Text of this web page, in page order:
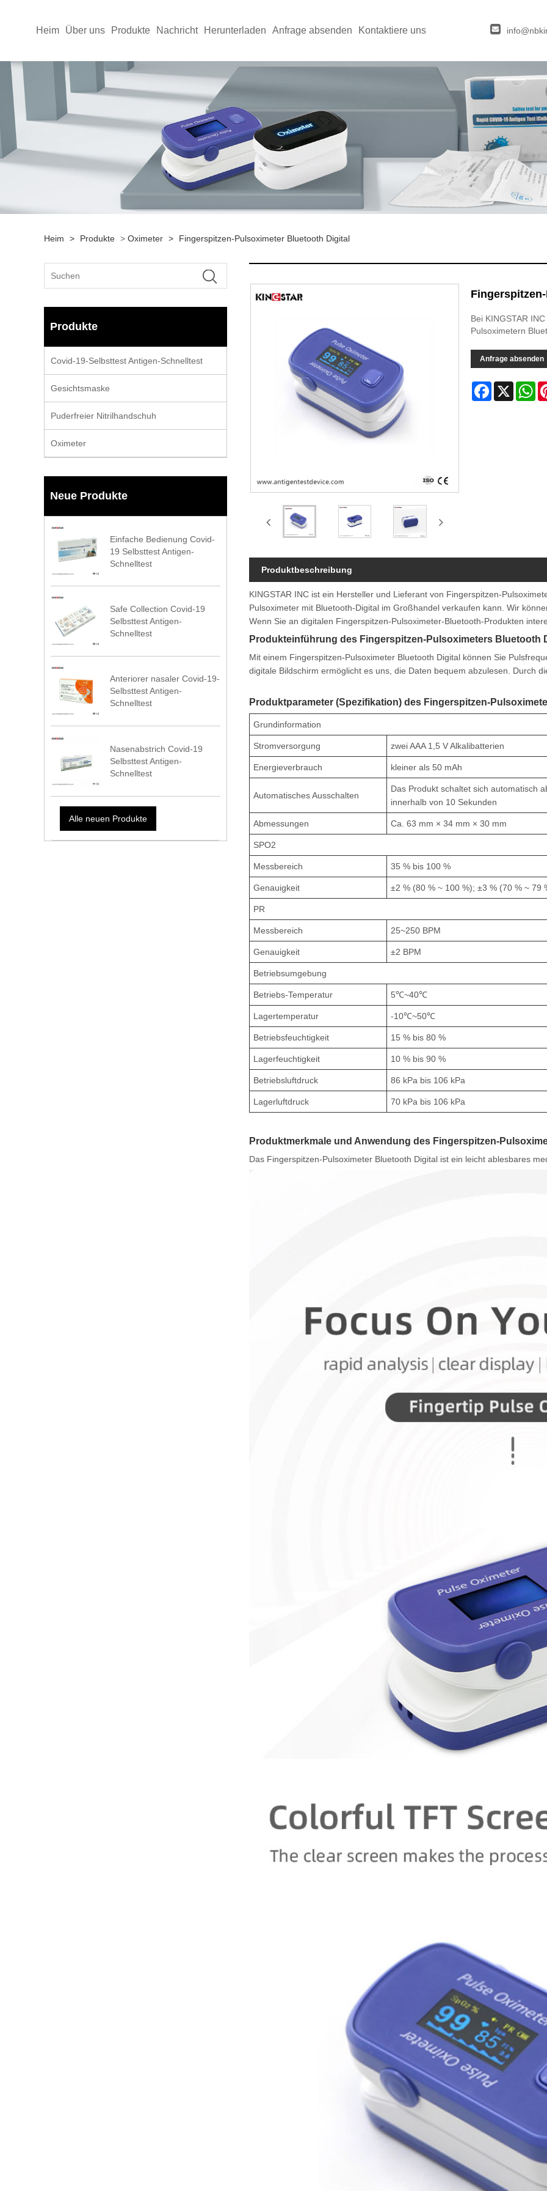
Heim Über uns Produkte Nachricht Herunterladen Anfrage absenden Kontaktiere uns
Heim > Produkte > Oximeter > Fingerspitzen-Pulsoximeter Bluetooth Digital
Produkte
Covid-19-Selbsttest Antigen-Schnelltest
Gesichtsmaske
Puderfreier Nitrilhandschuh
Oximeter
Neue Produkte
Einfache Bedienung Covid-
19 Selbsttest Antigen-
Schnelltest
Safe Collection Covid-19
Selbsttest Antigen-
Schnelltest
Anteriorer nasaler Covid-19-
Selbsttest Antigen-
Schnelltest
Nasenabstrich Covid-19
Selbsttest Antigen-
Schnelltest
Alle neuen Produkte
Bei KINGSTAR
Pulsoximetern
Anfrage absenden
Facebook
X
Produktbeschreibung
KINGSTAR INC ist ein Hersteller und Lieferant von Fingerspitzen-
Pulsoximeter mit Bluetooth-Digital im Großhandel verkaufen kann. Wir
Wenn Sie an digitalen Fingerspitzen-Pulsoximeter-Bluetooth-Produkten
Produkteinführung des Fingerspitzen-Pulsoximeters Bluetooth
Mit einem Fingerspitzen-Pulsoximeter Bluetooth Digital können Sie
digitale Bildschirm ermöglicht es uns, die Daten bequem abzulesen. Durch
Produktparameter (Spezifikation) des Fingerspitzen-
Grundinformation
Stromversorgung zwei AAA 1,5 V Alkalibatterien
Energieverbrauch kleiner als 50 mAh
Automatisches Ausschalten
Das Produkt schaltet sich automatisch
innerhalb von 10 Sekunden
Abmessungen Ca. 63 mm × 34 mm × 30 mm
SPO2
Messbereich 35 % bis 100 %
Genauigkeit ±2 % (80 % ~ 100 %); ±3 % (70 % ~ 79
PR
Messbereich 25~250 BPM
Genauigkeit ±2 BPM
Betriebsumgebung
Betriebs-Temperatur 5℃~40℃
Lagertemperatur -10℃~50℃
Betriebsfeuchtigkeit 15 % bis 80 %
Lagerfeuchtigkeit 10 % bis 90 %
Betriebsluftdruck 86 kPa bis 106 kPa
Lagerluftdruck 70 kPa bis 106 kPa
Produktmerkmale und Anwendung des Fingerspitzen-
Das Fingerspitzen-Pulsoximeter Bluetooth Digital ist ein leicht ablesbares